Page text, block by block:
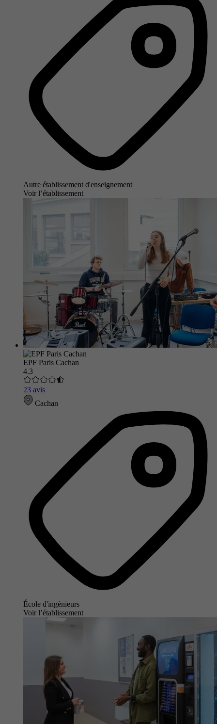
Autre établissement d'enseignement
Voir l’établissement
EPF Paris Cachan
4.3
23 avis
Cachan
École d'ingénieurs
Voir l’établissement